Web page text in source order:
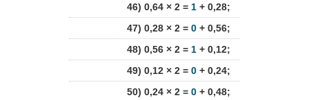
46) 0,64 × 2 = 1 + 0,28;
47) 0,28 × 2 = 0 + 0,56;
48) 0,56 × 2 = 1 + 0,12;
49) 0,12 × 2 = 0 + 0,24;
50) 0,24 × 2 = 0 + 0,48;